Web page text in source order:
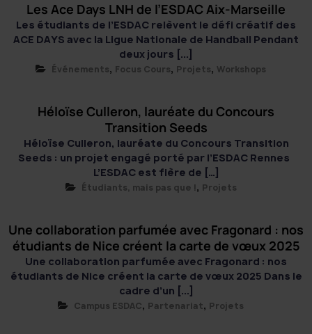
Les Ace Days LNH de l’ESDAC Aix-Marseille
Les étudiants de l’ESDAC relèvent le défi créatif des
ACE DAYS avec la Ligue Nationale de Handball Pendant
deux jours [...]
Événements, Focus Cours, Projets, Workshops
Héloïse Culleron, lauréate du Concours
Transition Seeds
Héloïse Culleron, lauréate du Concours Transition
Seeds : un projet engagé porté par l’ESDAC Rennes
L’ESDAC est fière de […]
Étudiants, mais pas que !, Projets
Une collaboration parfumée avec Fragonard : nos
étudiants de Nice créent la carte de vœux 2025
Une collaboration parfumée avec Fragonard : nos
étudiants de Nice créent la carte de vœux 2025 Dans le
cadre d’un [...]
Campus ESDAC, Partenariat, Projets